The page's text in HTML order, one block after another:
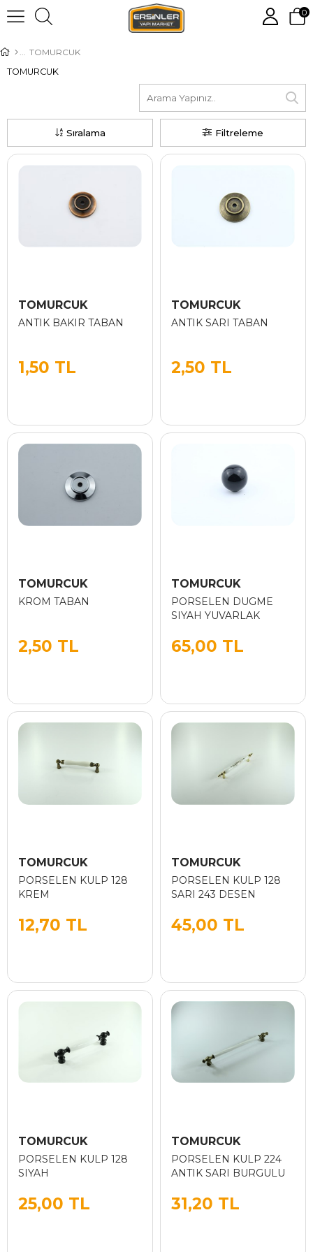
0
TOMURCUK
TOMURCUK
Filtreleme
Sıralama
TOMURCUK
ANTIK BAKIR TABAN
1,50 TL
TOMURCUK
ANTIK SARI TABAN
2,50 TL
TOMURCUK
KROM TABAN
2,50 TL
TOMURCUK
PORSELEN DUGME
SIYAH YUVARLAK
65,00 TL
TOMURCUK
PORSELEN KULP 128
KREM
12,70 TL
TOMURCUK
PORSELEN KULP 128
SARI 243 DESEN
45,00 TL
TOMURCUK
PORSELEN KULP 128
SIYAH
25,00 TL
TOMURCUK
PORSELEN KULP 224
ANTIK SARI BURGULU
31,20 TL